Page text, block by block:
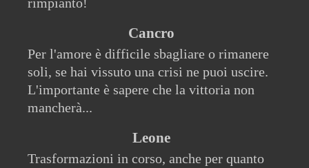
rimpianto!
Cancro
Per l'amore è difficile sbagliare o rimanere
soli, se hai vissuto una crisi ne puoi uscire.
L'importante è sapere che la vittoria non
mancherà...
Leone
Trasformazioni in corso, anche per quanto